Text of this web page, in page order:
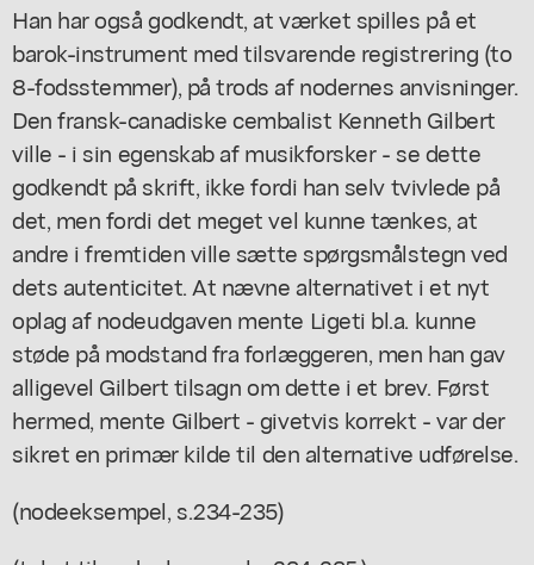
Han har også godkendt, at værket spilles på et
barok-instrument med tilsvarende registrering (to
8-fodsstemmer), på trods af nodernes anvisninger.
Den fransk-canadiske cembalist Kenneth Gilbert
ville - i sin egenskab af musikforsker - se dette
godkendt på skrift, ikke fordi han selv tvivlede på
det, men fordi det meget vel kunne tænkes, at
andre i fremtiden ville sætte spørgsmålstegn ved
dets autenticitet. At nævne alternativet i et nyt
oplag af nodeudgaven mente Ligeti bl.a. kunne
støde på modstand fra forlæggeren, men han gav
alligevel Gilbert tilsagn om dette i et brev. Først
hermed, mente Gilbert - givetvis korrekt - var der
sikret en primær kilde til den alternative udførelse.
(nodeeksempel, s.234-235)